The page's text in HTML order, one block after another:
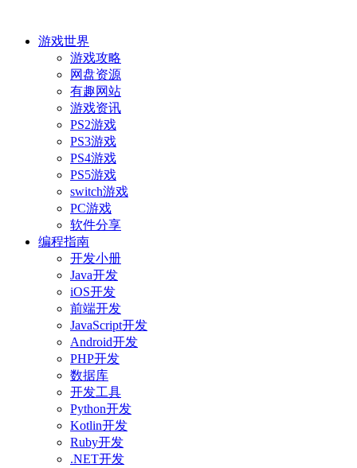
游戏世界
游戏攻略
网盘资源
有趣网站
游戏资讯
PS2游戏
PS3游戏
PS4游戏
PS5游戏
switch游戏
PC游戏
软件分享
编程指南
开发小册
Java开发
iOS开发
前端开发
JavaScript开发
Android开发
PHP开发
数据库
开发工具
Python开发
Kotlin开发
Ruby开发
.NET开发